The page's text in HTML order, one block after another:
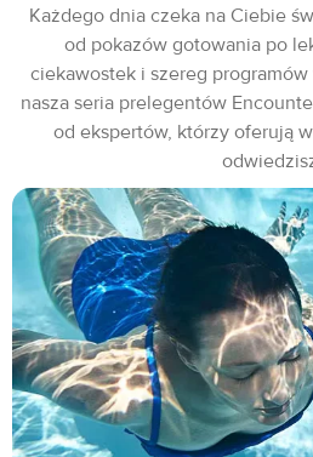
Każdego dnia czeka na Ciebie
od pokazów gotowania po
ciekawostek i szereg
nasza seria prelegentów
od ekspertów, którzy oferują